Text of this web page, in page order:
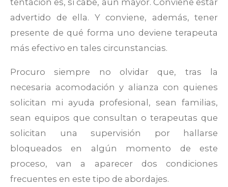
advertido de ella. Y conviene, además, tener
presente de qué forma uno deviene terapeuta
más efectivo en tales circunstancias.
Procuro siempre no olvidar que, tras la
necesaria acomodación y alianza con quienes
solicitan mi ayuda profesional, sean familias,
sean equipos que consultan o terapeutas que
solicitan una supervisión por hallarse
bloqueados en algún momento de este
proceso, van a aparecer dos condiciones
frecuentes en este tipo de abordajes.